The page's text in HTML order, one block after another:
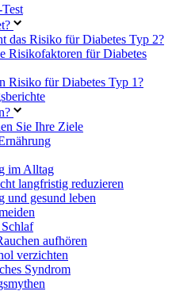
das Risiko für Diabetes Typ 2?
Risikofaktoren für Diabetes
Risiko für Diabetes Typ 1?
Sie Ihre Ziele
im Alltag
langfristig reduzieren
und gesund leben
aufhören
verzichten
Syndrom